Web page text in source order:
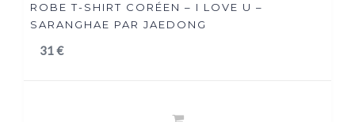
ROBE T-SHIRT CORÉEN – I LOVE U –
SARANGHAE PAR JAEDONG
31 €